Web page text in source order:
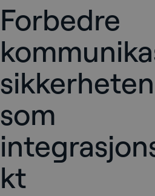
Forbedre
som
kt